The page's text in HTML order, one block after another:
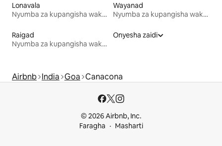
Lonavala
Nyumba za kupangisha wakati wa likizo
Wayanad
Nyumba za kupangisha wakati wa likizo
Raigad
Nyumba za kupangisha wakati wa likizo
Onyesha zaidi
Airbnb India Goa Canacona
© 2026 Airbnb, Inc.
Faragha
Masharti